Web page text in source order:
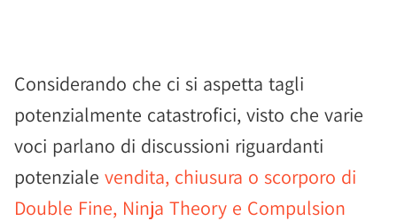
Considerando che ci si aspetta tagli
potenzialmente catastrofici, visto che varie
voci parlano di discussioni riguardanti
potenziale vendita, chiusura o scorporo di
Double Fine, Ninja Theory e Compulsion